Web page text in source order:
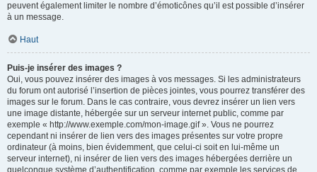
peuvent également limiter le nombre d’émoticônes qu’il est possible d’insérer
à un message.
Haut
Puis-je insérer des images ?
Oui, vous pouvez insérer des images à vos messages. Si les administrateurs
du forum ont autorisé l’insertion de pièces jointes, vous pourrez transférer des
images sur le forum. Dans le cas contraire, vous devrez insérer un lien vers
une image distante, hébergée sur un serveur internet public, comme par
exemple « http://www.exemple.com/mon-image.gif ». Vous ne pourrez
cependant ni insérer de lien vers des images présentes sur votre propre
ordinateur (à moins, bien évidemment, que celui-ci soit en lui-même un
serveur internet), ni insérer de lien vers des images hébergées derrière un
quelconque système d’authentification, comme par exemple les services de